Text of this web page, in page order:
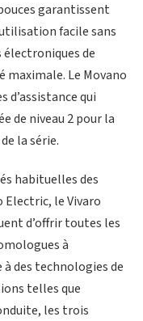
garantissent
facile sans
électroniques de
maximale. Le Movano
d’assistance qui
de niveau 2 pour la
la série.
habituelles des
le Vivaro
d’offrir toutes les
à
des technologies de
telles que
les trois